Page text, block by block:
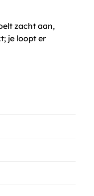
zacht aan,
je loopt er